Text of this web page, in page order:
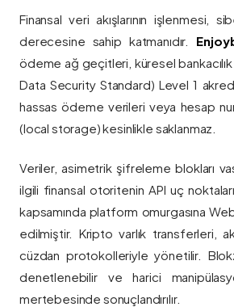
Finansal veri akışlarının işlenmesi,
derecesine sahip katmanıdır.
ödeme ağ geçitleri, küresel
Data Security Standard) Level 1
hassas ödeme verileri veya hesap
(local storage) kesinlikle saklanmaz.
Veriler, asimetrik şifreleme blokları
ilgili finansal otoritenin API uç
kapsamında platform omurgasına
edilmiştir. Kripto varlık transferleri,
cüzdan protokolleriyle yönetilir.
denetlenebilir ve harici
mertebesinde sonuçlandırılır.